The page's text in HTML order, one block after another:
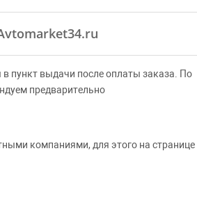
пункт выдачи после оплаты заказа. По
предварительно
компаниями, для этого на странице